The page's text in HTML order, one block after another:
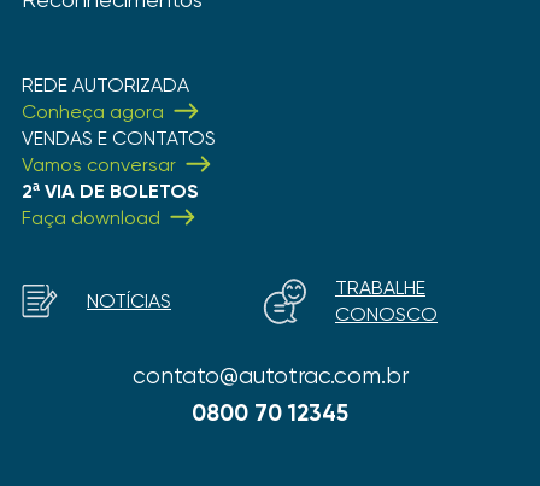
REDE AUTORIZADA
Conheça agora
VENDAS E CONTATOS
Vamos conversar
2ª VIA DE BOLETOS
Faça download
contato@autotrac.com.br
0800 70 12345
NOTÍCIAS
TRABALHE
CONOSCO